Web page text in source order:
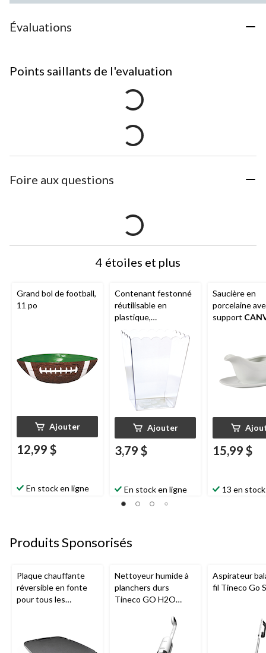
Évaluations
Points saillants de l'evaluation
Foire aux questions
4 étoiles et plus
Grand bol de football,
11 po
Ajouter
12,99 $
En stock en ligne
Contenant festonné
réutilisable en
plastique,
transparent, 90 oz,
pour fête
d'anniversaire/fête
prénatale/mariage
Ajouter
3,79 $
En stock en ligne
Saucière en
porcelaine
support
grâces/
d'anniversaire
15,99 $
13 en stock
Produits Sponsorisés
Plaque chauffante
réversible en fonte
pour tous les
série Q285
Nettoyeur humide à
planchers durs
Tineco GO H2O
Aspirateur
fil Tineco Go